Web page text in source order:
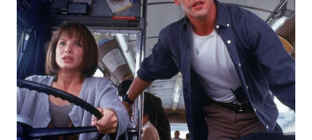
WN
BINJAI
WN
CIREBON
WN